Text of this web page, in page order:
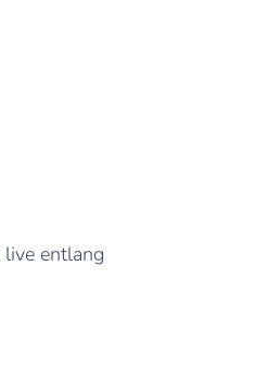
entlang